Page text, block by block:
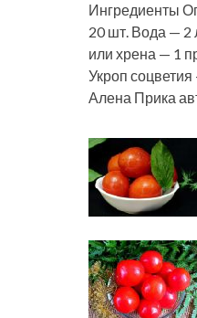
Ингредиенты
20 шт. Вода — 2
или хрена — 1
Укроп
Алена Прика